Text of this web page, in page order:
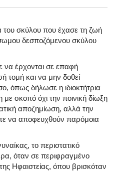
του σκύλου που έχασε τη ζωή
δεσποζόμενου σκύλου
να έρχονται σε επαφή
τομή και να μην δοθεί
όπως δήλωσε η ιδιοκτήτρια
σκοπό όχι την ποινική δίωξη
αποζημίωση, αλλά την
να αποφευχθούν παρόμοια
το περιστατικό
όταν σε περιφραγμένο
Ηφαιστείας, όπου βρισκόταν